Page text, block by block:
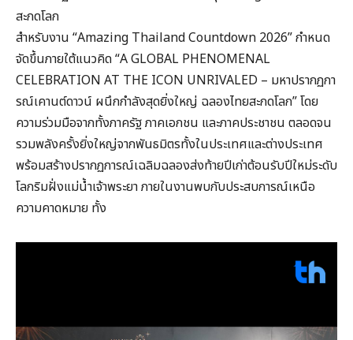
สะกดโลก
สำหรับงาน “Amazing Thailand Countdown 2026” กำหนด
จัดขึ้นภายใต้แนวคิด “A GLOBAL PHENOMENAL
CELEBRATION AT THE ICON UNRIVALED – มหาปรากฏกา
รณ์เคานต์ดาวน์ ผนึกกำลังสุดยิ่งใหญ่ ฉลองไทยสะกดโลก” โดย
ความร่วมมือจากทั้งภาครัฐ ภาคเอกชน และภาคประชาชน ตลอดจน
รวมพลังครั้งยิ่งใหญ่จากพันธมิตรทั้งในประเทศและต่างประเทศ
พร้อมสร้างปรากฏการณ์เฉลิมฉลองส่งท้ายปีเก่าต้อนรับปีใหม่ระดับ
โลกริมฝั่งแม่น้ำเจ้าพระยา ภายในงานพบกับประสบการณ์เหนือ
ความคาดหมาย ทั้ง